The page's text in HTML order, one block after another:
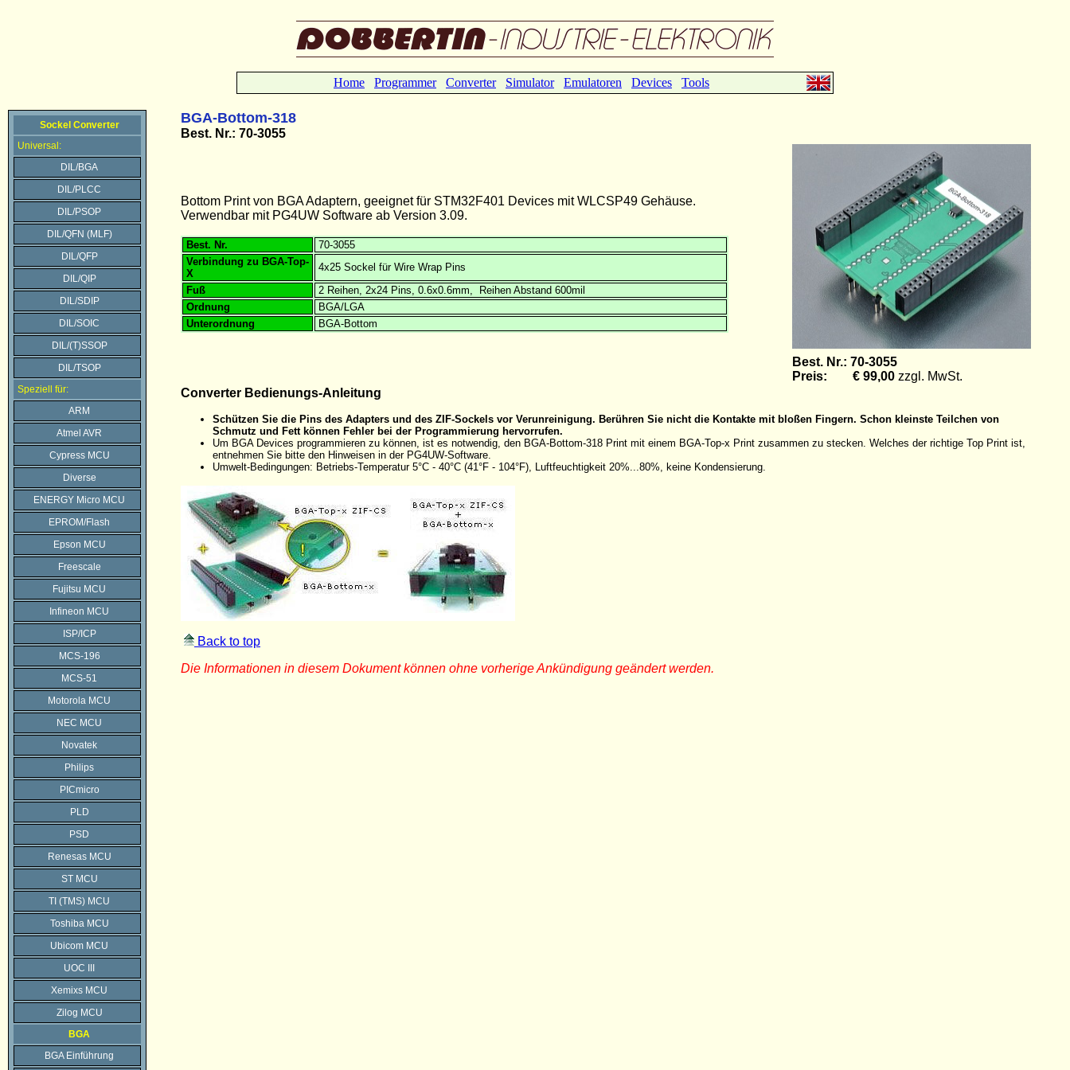
Home Programmer Converter Simulator Emulatoren Devices Tools
Sockel Converter
Universal:
DIL/BGA
DIL/PLCC
DIL/PSOP
DIL/QFN (MLF)
DIL/QFP
DIL/QIP
DIL/SDIP
DIL/SOIC
DIL/(T)SSOP
DIL/TSOP
Speziell für:
ARM
Atmel AVR
Cypress MCU
Diverse
ENERGY Micro MCU
EPROM/Flash
Epson MCU
Freescale
Fujitsu MCU
Infineon MCU
ISP/ICP
MCS-196
MCS-51
Motorola MCU
NEC MCU
Novatek
Philips
PICmicro
PLD
PSD
Renesas MCU
ST MCU
TI (TMS) MCU
Toshiba MCU
Ubicom MCU
UOC III
Xemixs MCU
Zilog MCU
BGA
BGA Einführung
BGA-Bottom-318
Best. Nr.: 70-3055
Bottom Print von BGA Adaptern, geeignet für STM32F401 Devices mit WLCSP49 Gehäuse.
Verwendbar mit PG4UW Software ab Version 3.09.
Best. Nr.
70-3055
Verbindung zu BGA-Top-
X
4x25 Sockel für Wire Wrap Pins
Fuß
2 Reihen, 2x24 Pins, 0.6x0.6mm, Reihen Abstand 600mil
Ordnung
BGA/LGA
Unterordnung
BGA-Bottom
Best. Nr.: 70-3055
Preis: € 99,00 zzgl. MwSt.
Converter Bedienungs-Anleitung
Schützen Sie die Pins des Adapters und des ZIF-Sockels vor Verunreinigung. Berühren Sie nicht die Kontakte mit bloßen Fingern. Schon kleinste Teilchen von
Schmutz und Fett können Fehler bei der Programmierung hervorrufen.
Um BGA Devices programmieren zu können, ist es notwendig, den BGA-Bottom-318 Print mit einem BGA-Top-x Print zusammen zu stecken. Welches der richtige Top Print ist,
entnehmen Sie bitte den Hinweisen in der PG4UW-Software.
Umwelt-Bedingungen: Betriebs-Temperatur 5°C - 40°C (41°F - 104°F), Luftfeuchtigkeit 20%...80%, keine Kondensierung.
Back to top
Die Informationen in diesem Dokument können ohne vorherige Ankündigung geändert werden.